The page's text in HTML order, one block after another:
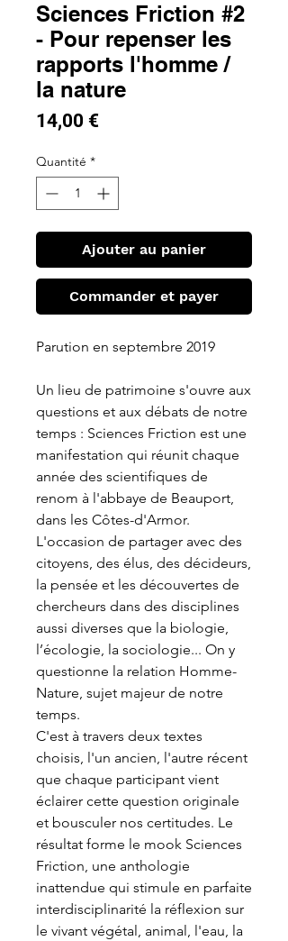
Sciences Friction #2
- Pour repenser les
rapports l'homme /
la nature
14,00 €Prix
Quantité *
Ajouter au panier
Commander et payer
Parution en septembre 2019
Un lieu de patrimoine s'ouvre aux
questions et aux débats de notre
temps : Sciences Friction est une
manifestation qui réunit chaque
année des scientifiques de
renom à l'abbaye de Beauport,
dans les Côtes-d'Armor.
L'occasion de partager avec des
citoyens, des élus, des décideurs,
la pensée et les découvertes de
chercheurs dans des disciplines
aussi diverses que la biologie,
l’écologie, la sociologie... On y
questionne la relation Homme-
Nature, sujet majeur de notre
temps.
C'est à travers deux textes
choisis, l'un ancien, l'autre récent
que chaque participant vient
éclairer cette question originale
et bousculer nos certitudes. Le
résultat forme le mook Sciences
Friction, une anthologie
inattendue qui stimule en parfaite
interdisciplinarité la réflexion sur
le vivant végétal, animal, l'eau, la